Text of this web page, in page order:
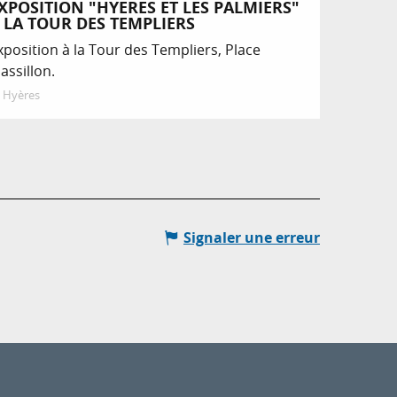
"HYERES ET LES PALMIERS"
TOUR DES TEMPLIERS
à la Tour des Templiers, Place
Hyères
Signaler une erreur